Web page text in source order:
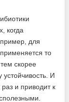
когда
для
то
скорее
устойчивость. И
и приводит к